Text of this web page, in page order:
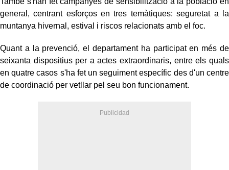
general, centrant esforços en tres temàtiques: seguretat a la
muntanya hivernal, estival i riscos relacionats amb el foc.
Quant a la prevenció, el departament ha participat en més de
seixanta dispositius per a actes extraordinaris, entre els quals
en quatre casos s'ha fet un seguiment específic des d'un centre
de coordinació per vetllar pel seu bon funcionament.